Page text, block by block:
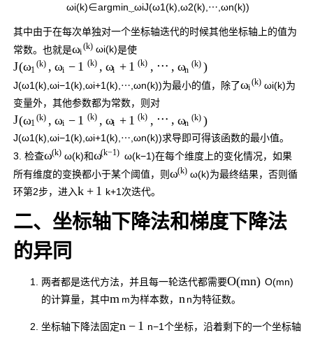
ωi(k)∈argmin ωiJ(ω1(k) ω2(k) ⋯ ωn(k))
其中由于在每次单独对一个坐标轴迭代的时候其他坐标轴上的值为
常数。也就是ωi
(k) ωi(k)是使
J(ω1
(k) , ωi − 1 (k) , ωi + 1 (k) , ⋯ , ωn
(k) )
J(ω1(k) ωi−1(k) ωi+1(k) ⋯ ωn(k))为最小的值，除了ωi
(k) ωi(k)为
变量外，其他参数都为常数，则对
J(ω1
(k) , ωi − 1 (k) , ωi + 1 (k) , ⋯ , ωn
(k) )
J(ω1(k),ωi−1(k),ωi+1(k),⋯,ωn(k))求导即可得该函数的最小值。
3. 检查ω(k) ω(k)和ω(k−1) ω(k−1)在每个维度上的变化情况，如果
所有维度的变换都小于某个阈值，则ω(k) ω(k)为最终结果，否则循
环第2步，进入k + 1 k+1 次迭代。
二、坐标轴下降法和梯度下降法
的异同
两者都是迭代方法，并且每一轮迭代都需要O(mn) O(mn)
的计算量，其中m m为样本数， n n为特征数。
坐标轴下降法固定n − 1 n−1个坐标，沿着剩下的一个坐标轴